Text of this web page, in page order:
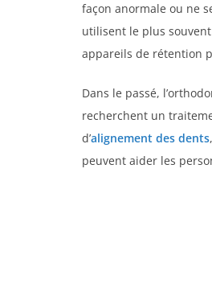
façon anormale ou ne
utilisent le plus
appareils de rétention
Dans le passé,
recherchent un
d’alignement des dents
peuvent aider les